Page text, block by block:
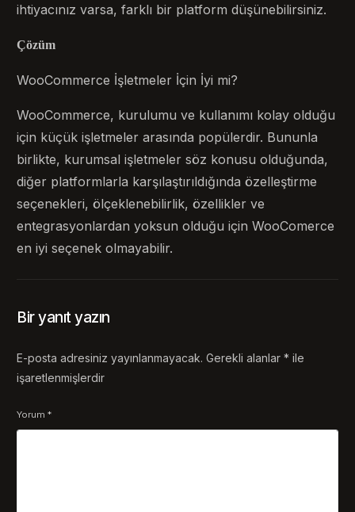
ihtiyacınız varsa, farklı bir platform düşünebilirsiniz.
Çözüm
WooCommerce İşletmeler İçin İyi mi?
WooCommerce, kurulumu ve kullanımı kolay olduğu
için küçük işletmeler arasında popülerdir. Bununla
birlikte, kurumsal işletmeler söz konusu olduğunda,
diğer platformlarla karşılaştırıldığında özelleştirme
seçenekleri, ölçeklenebilirlik, özellikler ve
entegrasyonlardan yoksun olduğu için WooComerce
en iyi seçenek olmayabilir.
Bir yanıt yazın
E-posta adresiniz yayınlanmayacak. Gerekli alanlar* ile
işaretlenmişlerdir
Yorum*